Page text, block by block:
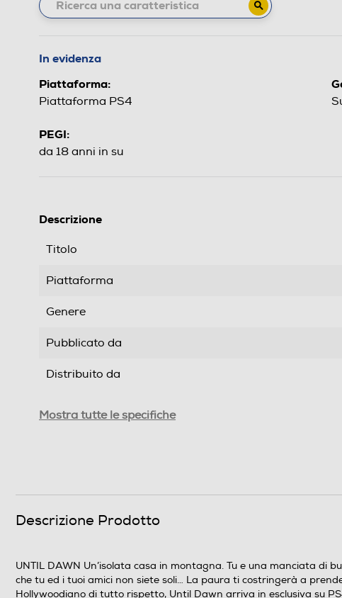
In evidenza
Piattaforma:
Piattaforma PS4
PEGI:
da 18 anni in su
Descrizione
Titolo
Piattaforma
Genere
Pubblicato da
Distribuito da
Trama
Mostra tutte le specifiche
Descrizione Prodotto
UNTIL DAWN Un’isolata casa in montagna. Tu e una manciata
che tu ed i tuoi amici non siete soli… La paura ti costringerà a
Hollywoodiano di tutto rispetto, Until Dawn arriva in esclusiva su